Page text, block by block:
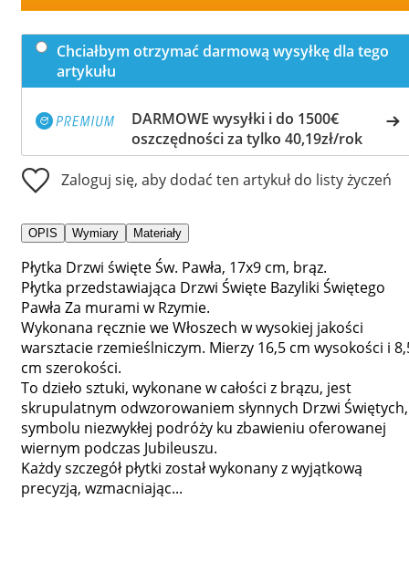
Chciałbym otrzymać darmową wysyłkę dla tego
artykułu
DARMOWE wysyłki i do 1500€
oszczędności za tylko 40,19zł/rok
Zaloguj się, aby dodać ten artykuł do listy życzeń
OPIS Wymiary Materiały
Płytka Drzwi święte Św. Pawła, 17x9 cm, brąz.
Płytka przedstawiająca Drzwi Święte Bazyliki Świętego
Pawła Za murami w Rzymie.
Wykonana ręcznie we Włoszech w wysokiej jakości
warsztacie rzemieślniczym. Mierzy 16,5 cm wysokości i
cm szerokości.
To dzieło sztuki, wykonane w całości z brązu, jest
skrupulatnym odwzorowaniem słynnych Drzwi Świętych,
symbolu niezwykłej podróży ku zbawieniu oferowanej
wiernym podczas Jubileuszu.
Każdy szczegół płytki został wykonany z wyjątkową
precyzją, wzmacniając...